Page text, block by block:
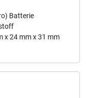
Batterie
x 24 mm x 31 mm